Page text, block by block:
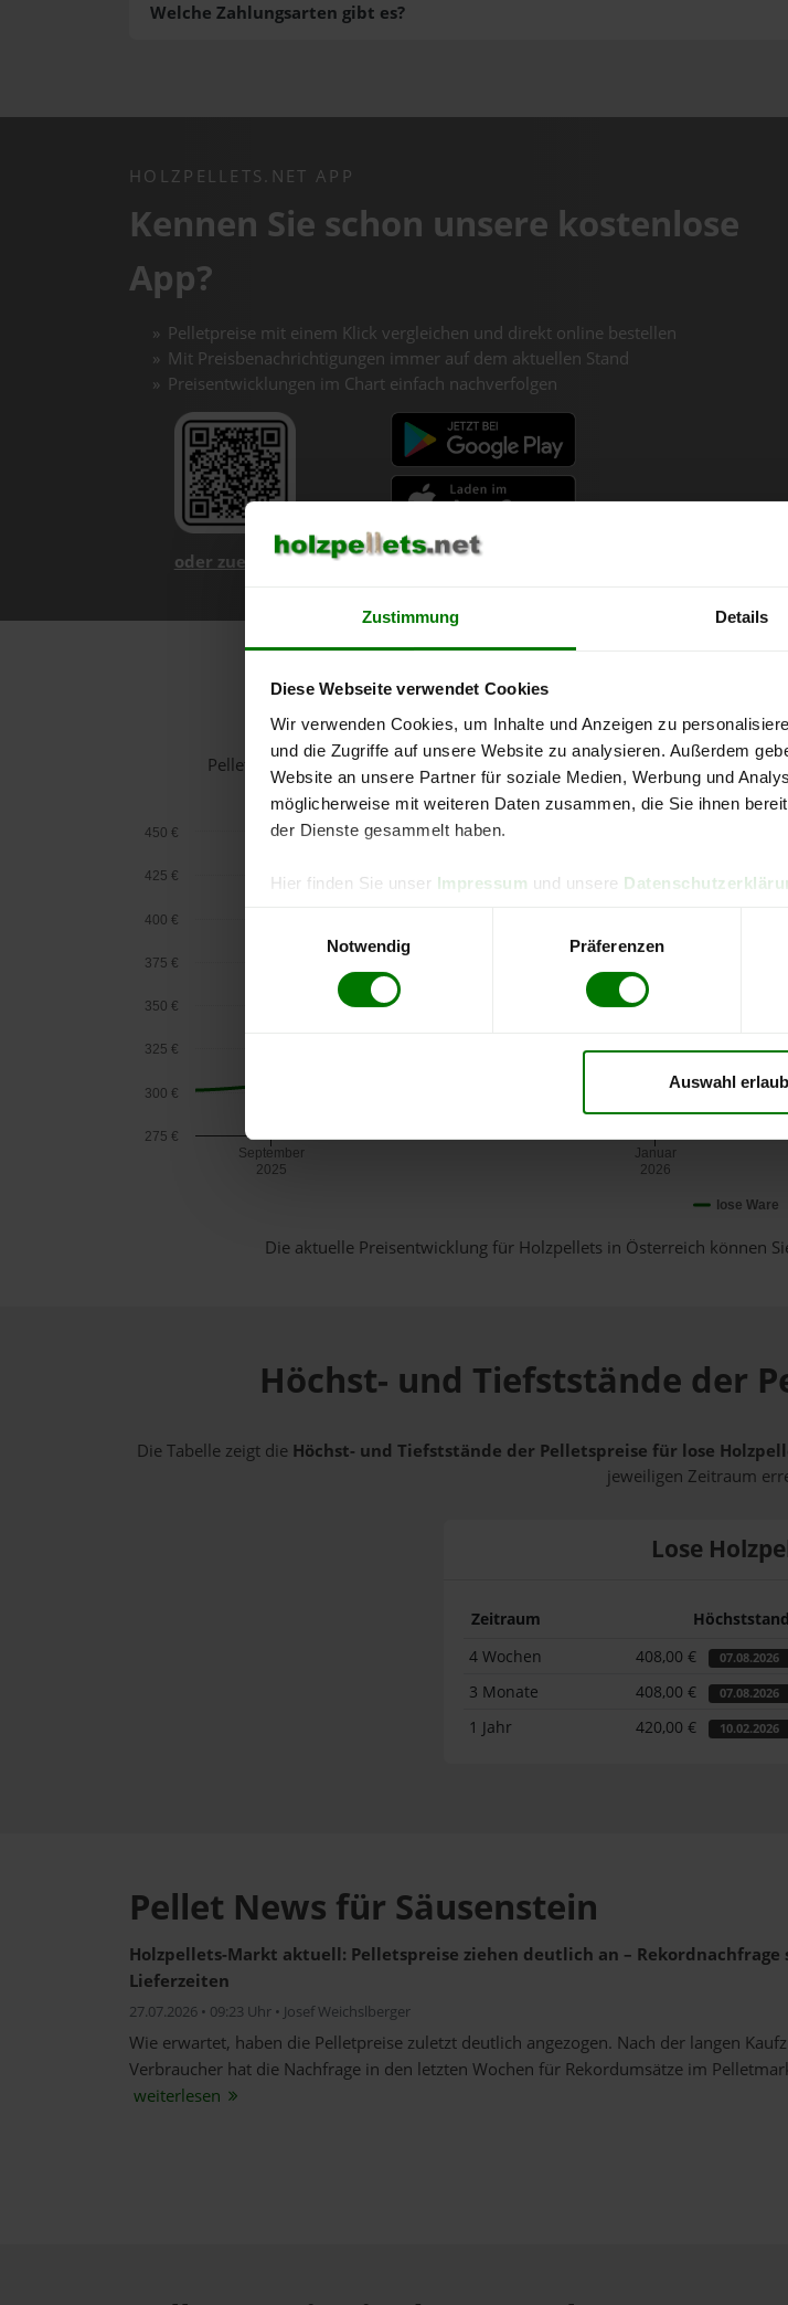
Zustimmung Details
Diese Webseite verwendet Cookies
Wir verwenden Cookies, um Inhalte und Anzeigen zu
und die Zugriffe auf unsere Website zu analysieren. Außerdem
Website an unsere Partner für soziale Medien, Werbung und
möglicherweise mit weiteren Daten zusammen, die Sie ihnen
der Dienste gesammelt haben.
Hier finden Sie unser Impressum und unsere
Notwendig
Präferenzen
Auswahl
Welche Zahlungsarten gibt es?
HOLZPELLETS.NET APP
Kennen Sie schon unsere kostenlose
App?
Pelletpreise mit einem Klick vergleichen und direkt online bestellen
Mit Preisbenachrichtigungen immer auf dem aktuellen Stand
Preisentwicklungen im Chart einfach nachverfolgen
oder zuerst mehr über unsere App erfahren
Holzpellets-Chart
Pelletspreise in Säusenstein für 1 Tonne bei Abnahmevon 6 Tonnen loser
lose Ware
September
2025
Januar
2026
275 €
300 €
325 €
350 €
375 €
400 €
425 €
450 €
Die aktuelle Preisentwicklung für Holzpellets in Österreich können
Höchst- und Tiefststände der
Die Tabelle zeigt die Höchst- und Tiefststände der Pelletspreise für lose
jeweiligen Zeitraum
Lose
Zeitraum Höchststand
4 Wochen
408,00 € 07.08.2026
3 Monate 408,00 € 07.08.2026
1 Jahr 420,00 € 10.02.2026
Pellet News für Säusenstein
Holzpellets-Markt aktuell: Pelletspreise ziehen deutlich an – Rekordnachfrage
Lieferzeiten
27.07.2026 • 09:23 Uhr • Josef Weichslberger
Wie erwartet, haben die Pelletpreise zuletzt deutlich angezogen. Nach der langen
Verbraucher hat die Nachfrage in den letzten Wochen für Rekordumsätze im
weiterlesen